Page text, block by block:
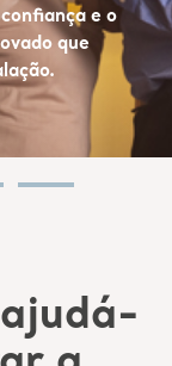
e o
que